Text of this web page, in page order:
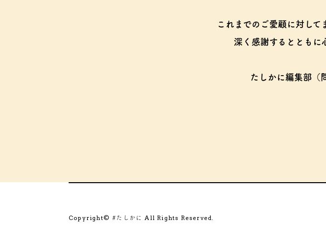
これまでのご愛顧に対して
深く感謝するとともに
たしかに編集部（
Copyright© #たしかに All Rights Reserved.